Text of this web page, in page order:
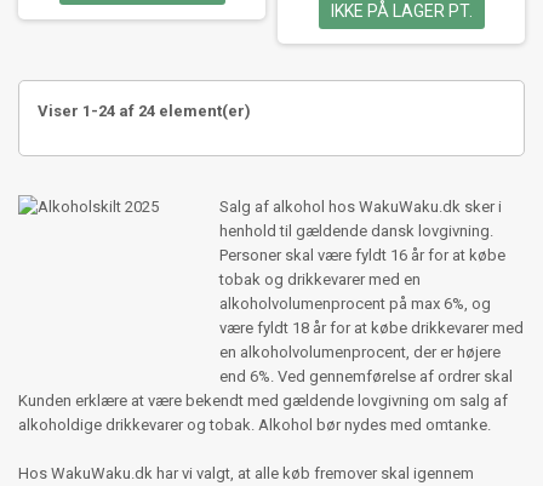
IKKE PÅ LAGER PT.
Viser 1-24 af 24 element(er)
Salg af alkohol hos WakuWaku.dk sker i
henhold til gældende dansk lovgivning.
Personer skal være fyldt 16 år for at købe
tobak og drikkevarer med en
alkoholvolumenprocent på max 6%, og
være fyldt 18 år for at købe drikkevarer med
en alkoholvolumenprocent, der er højere
end 6%. Ved gennemførelse af ordrer skal
Kunden erklære at være bekendt med gældende lovgivning om salg af
alkoholdige drikkevarer og tobak. Alkohol bør nydes med omtanke.
Hos WakuWaku.dk har vi valgt, at alle køb fremover skal igennem